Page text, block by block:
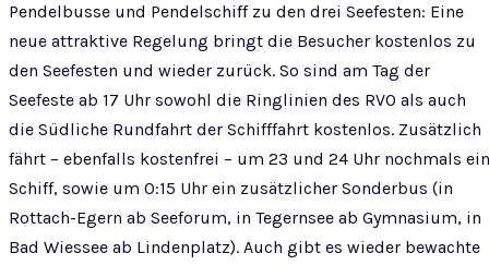
Pendelbusse und Pendelschiff zu den drei Seefesten: Eine
neue attraktive Regelung bringt die Besucher kostenlos zu
den Seefesten und wieder zurück. So sind am Tag der
Seefeste ab 17 Uhr sowohl die Ringlinien des RVO als auch
die Südliche Rundfahrt der Schifffahrt kostenlos. Zusätzlich
fährt – ebenfalls kostenfrei – um 23 und 24 Uhr nochmals ein
Schiff, sowie um 0:15 Uhr ein zusätzlicher Sonderbus (in
Rottach-Egern ab Seeforum, in Tegernsee ab Gymnasium, in
Bad Wiessee ab Lindenplatz). Auch gibt es wieder bewachte